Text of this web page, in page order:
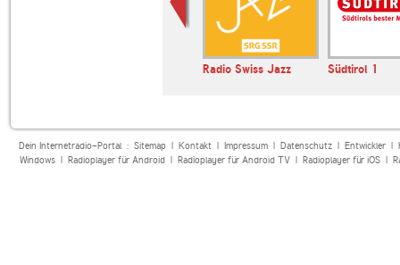
Radio Swiss Jazz Südtirol 1
Dein Internetradio-Portal : Sitemap| Kontakt| Impressum| Datenschutz| Entwickler|
Windows| Radioplayer für Android| Radioplayer für Android TV| Radioplayer für iOS|